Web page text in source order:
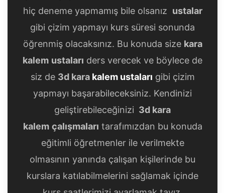
hiç deneme yapmamış bile olsanız ustalar
gibi çizim yapmayı kurs süresi sonunda
öğrenmiş olacaksınız. Bu konuda size kara
kalem ustaları ders verecek ve böylece de
siz de 3d kara kalem ustaları gibi çizim
yapmayı başarabileceksiniz. Kendinizi
geliştirebileceğinizi 3d kara
kalem çalışmaları tarafımızdan bu konuda
eğitimli öğretmenler ile verilmekte
olmasının yanında çalışan kişilerinde bu
kurslara katılabilmelerini sağlamak içinde